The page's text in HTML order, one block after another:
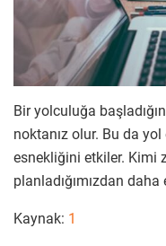
Bir yolculuğa
noktanız olur. Bu da yol
esnekliğini etkiler. Kimi
planladığımızdan
Kaynak: 1